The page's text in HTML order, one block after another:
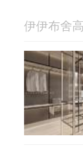
伊伊布舍